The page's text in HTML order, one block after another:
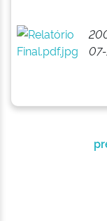
07-